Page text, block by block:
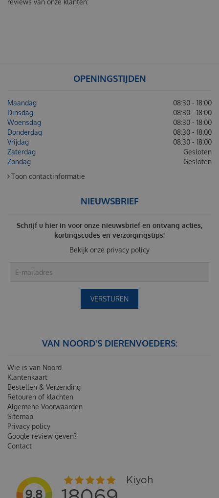
reviews van onze klanten:
OPENINGSTIJDEN
Maandag
08:30 - 18:00
Dinsdag
08:30 - 18:00
Woensdag
08:30 - 18:00
Donderdag
08:30 - 18:00
Vrijdag
08:30 - 18:00
Zaterdag
Gesloten
Zondag
Gesloten
Toon contactinformatie
NIEUWSBRIEF
Schrijf u hier in voor onze nieuwsbrief en ontvang acties,
kortingscodes en verzorgingstips!
Bekijk onze privacy policy
VAN NOORD'S DIERENVOEDERS:
Wie is van Noord
Klantenkaart
Bestellen & Verzending
Retouren of klachten
Algemene Voorwaarden
Sitemap
Privacy policy
Google review geven?
Contact